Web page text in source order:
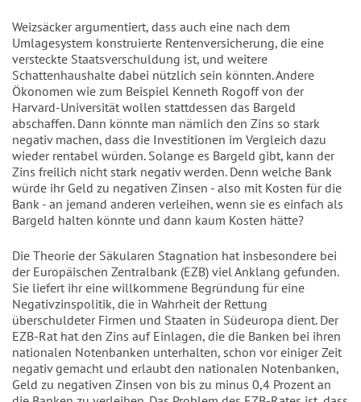
Weizsäcker argumentiert, dass auch eine nach dem
Umlagesystem konstruierte Rentenversicherung, die eine
versteckte Staatsverschuldung ist, und weitere
Schattenhaushalte dabei nützlich sein könnten. Andere
Ökonomen wie zum Beispiel Kenneth Rogoff von der
Harvard-Universität wollen stattdessen das Bargeld
abschaffen. Dann könnte man nämlich den Zins so stark
negativ machen, dass die Investitionen im Vergleich dazu
wieder rentabel würden. Solange es Bargeld gibt, kann der
Zins freilich nicht stark negativ werden. Denn welche Bank
würde ihr Geld zu negativen Zinsen - also mit Kosten für die
Bank - an jemand anderen verleihen, wenn sie es einfach als
Bargeld halten könnte und dann kaum Kosten hätte?
Die Theorie der Säkularen Stagnation hat insbesondere bei
der Europäischen Zentralbank (EZB) viel Anklang gefunden.
Sie liefert ihr eine willkommene Begründung für eine
Negativzinspolitik, die in Wahrheit der Rettung
überschuldeter Firmen und Staaten in Südeuropa dient. Der
EZB-Rat hat den Zins auf Einlagen, die die Banken bei ihren
nationalen Notenbanken unterhalten, schon vor einiger Zeit
negativ gemacht und erlaubt den nationalen Notenbanken,
Geld zu negativen Zinsen von bis zu minus 0,4 Prozent an